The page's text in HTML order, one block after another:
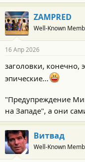
ZAMPRED
Well-Known
16 Апр 2026
заголовки,
эпические...
"Предупреждение
на Западе", а они
Витвад
Well-Known